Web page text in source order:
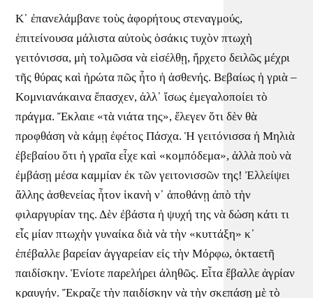
Κ᾿ ἐπανελάμβανε τοὺς ἀφορήτους στεναγμούς,
ἐπιτείνουσα μάλιστα αὐτοὺς ὁσάκις τυχὸν πτωχὴ
γειτόνισσα, μὴ τολμῶσα νὰ εἰσέλθῃ, ἤρχετο δειλῶς μέχρι
τῆς θύρας καὶ ἠρώτα πῶς ἦτο ἡ ἀσθενής. Βεβαίως ἡ γριὰ –
Κομνιανάκαινα ἔπασχεν, ἀλλ᾿ ἴσως ἐμεγαλοποίει τὸ
πράγμα. Ἔκλαιε «τὰ νιάτα της», ἔλεγεν ὅτι δὲν θὰ
προφθάση νὰ κάμῃ ἐφέτος Πάσχα. Ἡ γειτόνισσα ἡ Μηλιὰ
ἐβεβαίου ὅτι ἡ γραῖα εἶχε καὶ «κομπόδεμα», ἀλλὰ ποὺ νὰ
ἐμβάσῃ μέσα καμμίαν ἐκ τῶν γειτονισσῶν της! Ἐλλείψει
ἄλλης ἀσθενείας ἦτον ἱκανὴ ν᾿ ἀποθάνῃ ἀπὸ τὴν
φιλαργυρίαν της. Δὲν ἐβάστα ἡ ψυχή της νὰ δώση κάτι τι
εἷς μίαν πτωχὴν γυναίκα διὰ νὰ τὴν «κυττάξη» κ᾿
ἐπέβαλλε βαρείαν ἀγγαρείαν εἰς τὴν Μόρφω, ὀκταετῆ
παιδίσκην. Ἐνίοτε παρελήρει ἀληθῶς. Εἶτα ἔβαλλε ἀγρίαν
κραυγήν. Ἔκραζε τὴν παιδίσκην νὰ τὴν σκεπάσῃ μὲ τὸ